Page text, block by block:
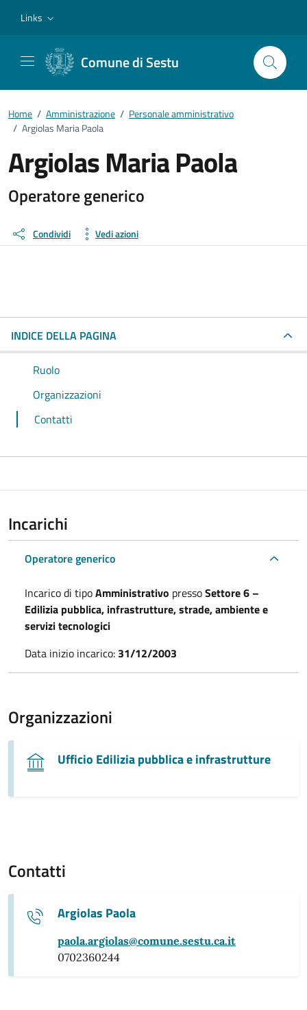
Links
Comune di Sestu
Home / Amministrazione / Personale amministrativo
/ Argiolas Maria Paola
Argiolas Maria Paola
Dettagli della persona
Operatore generico
Condividi Vedi azioni
INDICE DELLA PAGINA
Ruolo
Organizzazioni
Contatti
Incarichi
Operatore generico
Incarico di tipoAmministrativo pressoSettore 6 –
Edilizia pubblica, infrastrutture, strade, ambiente e
servizi tecnologici
Data inizio incarico: 31/12/2003
Organizzazioni
Ufficio Edilizia pubblica e infrastrutture
Contatti
Argiolas Paola
paola.argiolas@comune.sestu.ca.it
0702360244